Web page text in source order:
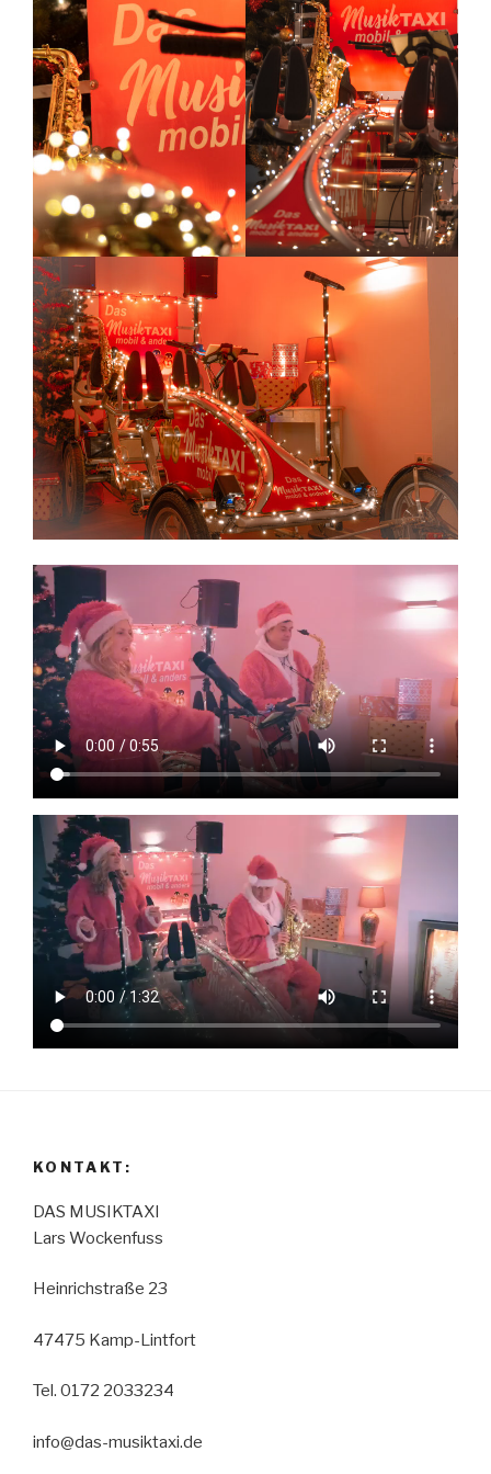
KONTAKT:
DAS MUSIKTAXI
Lars Wockenfuss
Heinrichstraße 23
47475 Kamp-Lintfort
Tel. 0172 2033234
info@das-musiktaxi.de